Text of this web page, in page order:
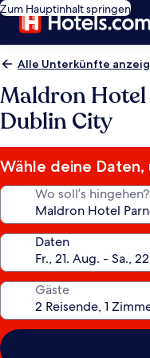
Zum Hauptinhalt springen
Alle Unterkünfte
Maldron
Dublin City
Wähle deine Daten,
Wo soll’s hingehen?
Daten
Gäste